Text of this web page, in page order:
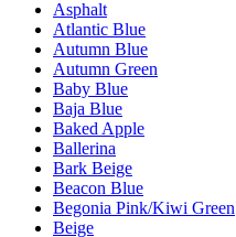
Asphalt
Atlantic Blue
Autumn Blue
Autumn Green
Baby Blue
Baja Blue
Baked Apple
Ballerina
Bark Beige
Beacon Blue
Begonia Pink/Kiwi Green
Beige